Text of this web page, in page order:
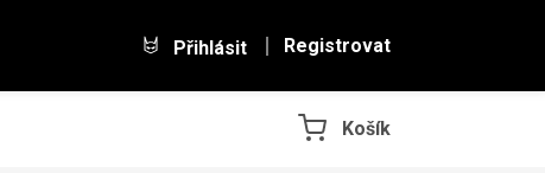
Přihlásit Registrovat
Košík